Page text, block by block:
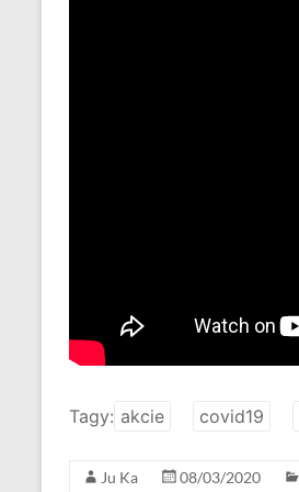
Tagy: akcie covid19
Ju Ka 08/03/2020